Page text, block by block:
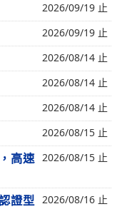
2026/09/19 止
2026/09/19 止
2026/08/14 止
2026/08/14 止
2026/08/14 止
2026/08/15 止
高速 2026/08/15 止
證型 2026/08/16 止